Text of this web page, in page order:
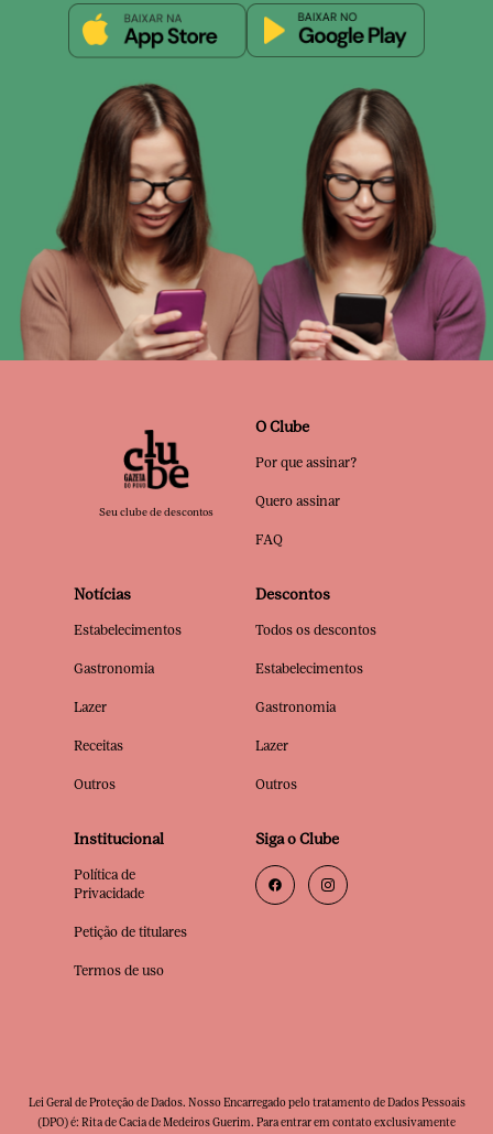
Seu clube de descontos
O Clube
Por que assinar?
Quero assinar
FAQ
Notícias
Estabelecimentos
Gastronomia
Lazer
Receitas
Outros
Descontos
Todos os descontos
Estabelecimentos
Gastronomia
Lazer
Outros
Institucional
Política de
Privacidade
Petição de titulares
Termos de uso
Siga o Clube
Lei Geral de Proteção de Dados. Nosso Encarregado pelo tratamento de Dados Pessoais
(DPO) é: Rita de Cacia de Medeiros Guerim. Para entrar em contato exclusivamente